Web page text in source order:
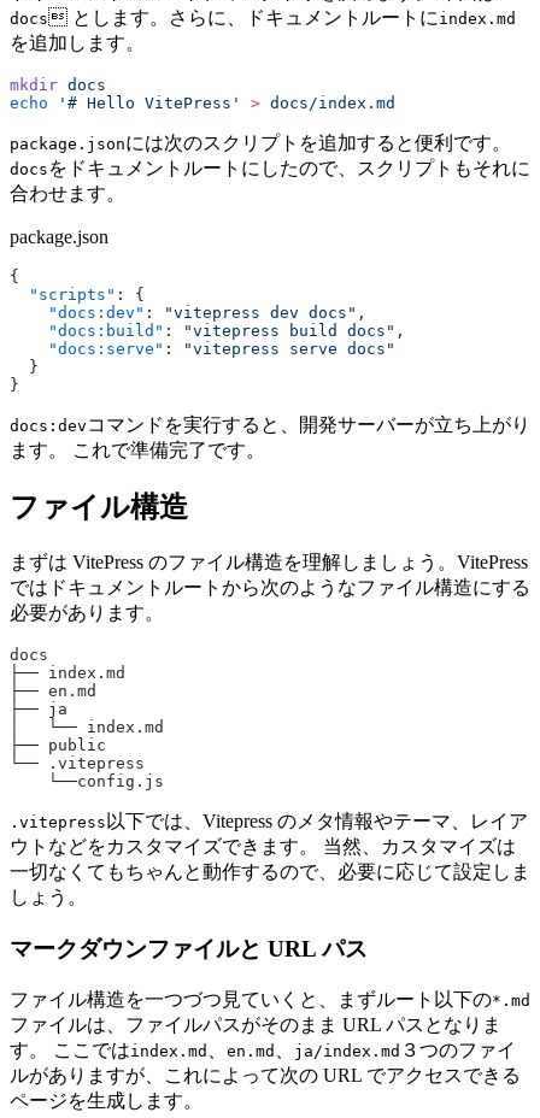
docs とします。さらに、ドキュメントルートにindex.md
を追加します。
mkdir docs
echo '# Hello VitePress' > docs/index.md
package.jsonには次のスクリプトを追加すると便利です。
docs をドキュメントルートにしたので、スクリプトもそれに
合わせます。
package.json
{
  "scripts"
: {
    "docs:dev"
: "vitepress dev docs" ,
    "docs:build"
: "vitepress build docs" ,
    "docs:serve"
:
"vitepress serve docs"
  }
}
docs:dev コマンドを実行すると、開発サーバーが立ち上がり
ます。 これで準備完了です。
ファイル構造
まずは VitePress のファイル構造を理解しましょう。VitePress
ではドキュメントルートから次のようなファイル構造にする
必要があります。
docs
├── index.md
├── en.md
├── ja
│   └── index.md
├── public
└── .vitepress
    └──config.js
.vitepress 以下では、Vitepress のメタ情報やテーマ、レイア
ウトなどをカスタマイズできます。 当然、カスタマイズは
一切なくてもちゃんと動作するので、必要に応じて設定しま
しょう。
マークダウンファイルと URL パス
ファイル構造を一つづつ見ていくと、まずルート以下の*.md
ファイルは、ファイルパスがそのまま URL パスとなりま
す。 ここではindex.md en.md ja/index.md ３つのファイ
ルがありますが、これによって次の URL でアクセスできる
ページを生成します。